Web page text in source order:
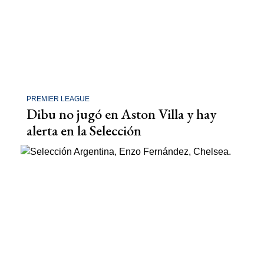
PREMIER LEAGUE
Dibu no jugó en Aston Villa y hay
alerta en la Selección